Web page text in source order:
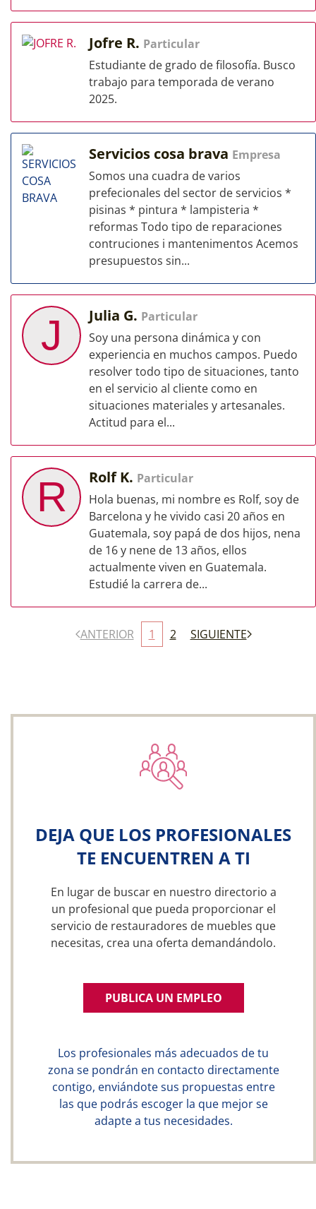
Jofre R. Particular
Estudiante de grado de filosofía. Busco
trabajo para temporada de verano
2025.
Servicios cosa brava Empresa
Somos una cuadra de varios
prefecionales del sector de servicios *
pisinas * pintura * lampisteria *
reformas Todo tipo de reparaciones
contruciones i mantenimentos Acemos
presupuestos sin...
J Julia G. Particular
Soy una persona dinámica y con
experiencia en muchos campos. Puedo
resolver todo tipo de situaciones, tanto
en el servicio al cliente como en
situaciones materiales y artesanales.
Actitud para el...
R Rolf K. Particular
Hola buenas, mi nombre es Rolf, soy de
Barcelona y he vivido casi 20 años en
Guatemala, soy papá de dos hijos, nena
de 16 y nene de 13 años, ellos
actualmente viven en Guatemala.
Estudié la carrera de...
ANTERIOR 1 2 SIGUIENTE
DEJA QUE LOS PROFESIONALES
TE ENCUENTREN A TI
En lugar de buscar en nuestro directorio a
un profesional que pueda proporcionar el
servicio de restauradores de muebles que
necesitas, crea una oferta demandándolo.
PUBLICA UN EMPLEO
Los profesionales más adecuados de tu
zona se pondrán en contacto directamente
contigo, enviándote sus propuestas entre
las que podrás escoger la que mejor se
adapte a tus necesidades.